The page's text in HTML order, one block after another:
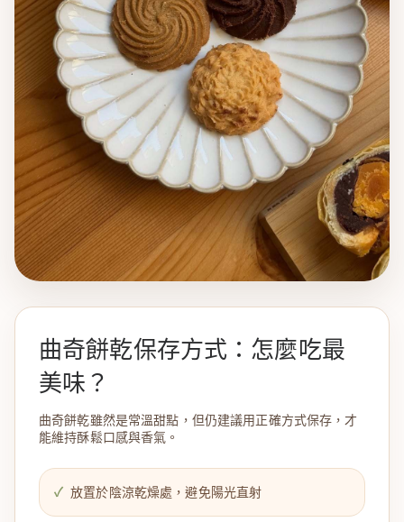
曲奇餅乾保存方式：怎麼吃最
美味？
曲奇餅乾雖然是常溫甜點，但仍建議用正確方式保存，才
能維持酥鬆口感與香氣。
放置於陰涼乾燥處，避免陽光直射